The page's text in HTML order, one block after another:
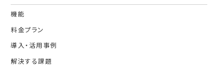
機能
料金プラン
導入・活用事例
解決する課題